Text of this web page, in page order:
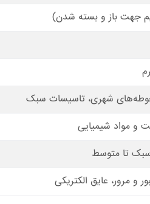
جهت باز و بسته شدن)
شهری، تاسیسات سبک
و مواد شیمیایی
تا متوسط
و مرور، عایق الکتریکی